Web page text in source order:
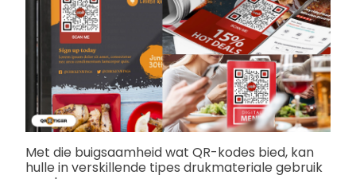
Met die buigsaamheid wat QR-kodes bied, kan
hulle in verskillende tipes drukmateriale gebruik